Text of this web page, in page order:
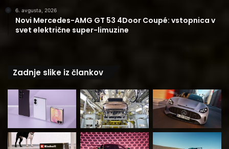
6. avgusta, 2026
Novi Mercedes-AMG GT 53 4Door Coupé: vstopnica v
svet električne super-limuzine
Zadnje slike iz člankov